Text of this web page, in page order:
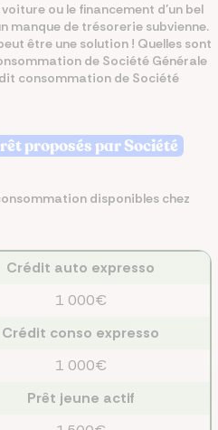
ou le financement d’un bel
manque de trésorerie subvienne.
être une solution ! Quelles sont
de Société Générale
consommation de Société
proposés par Société
disponibles chez
Crédit auto expresso
1 000€
Crédit conso expresso
1 000€
Prêt jeune actif